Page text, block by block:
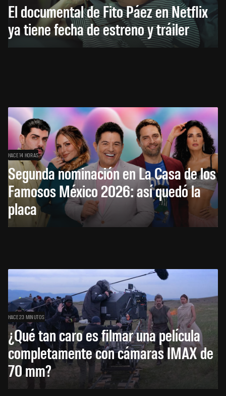
El documental de Fito Páez en Netflix
ya tiene fecha de estreno y tráiler
HACE 14 HORAS
Segunda nominación en La Casa de los
Famosos México 2026: así quedó la
placa
HACE 23 MINUTOS
¿Qué tan caro es filmar una película
completamente con cámaras IMAX de
70 mm?